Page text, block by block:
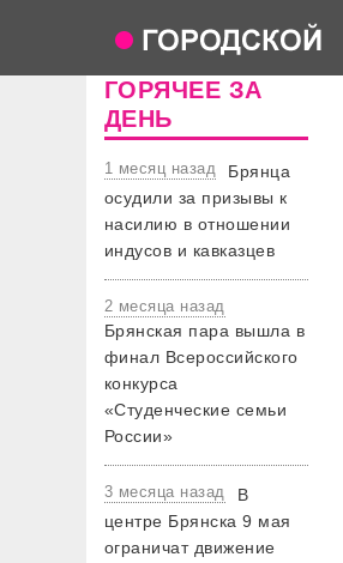
ГОРЯЧЕЕ ЗА
ДЕНЬ
1 месяц назад
Брянца
осудили за призывы к
насилию в отношении
индусов и кавказцев
2 месяца назад
Брянская пара вышла в
финал Всероссийского
конкурса
«Студенческие семьи
России»
3 месяца назад
В
центре Брянска 9 мая
ограничат движение